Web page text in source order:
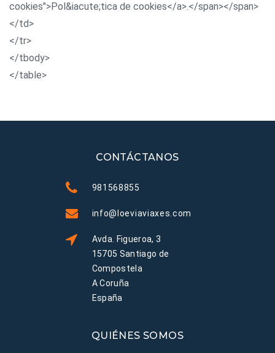
cookies">Pol&iacute;tica de cookies</a>.</span></span>
</td>
</tr>
</tbody>
</table>
CONTÁCTANOS
981568855
info@loeviaviaxes.com
Avda. Figueroa, 3
15705 Santiago de
Compostela
A Coruña
España
QUIÉNES SOMOS